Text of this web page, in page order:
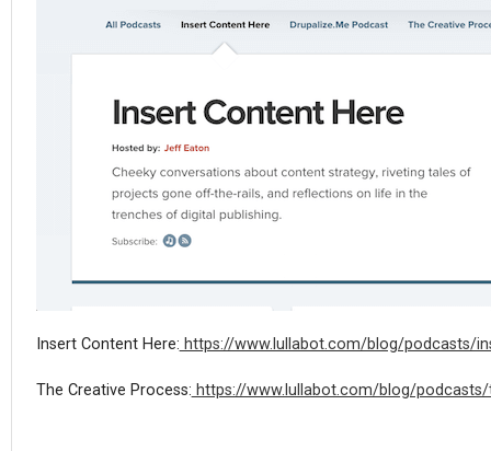
Insert Content Here: https://www.lullabot.com/blog/podcasts/
The Creative Process: https://www.lullabot.com/blog/